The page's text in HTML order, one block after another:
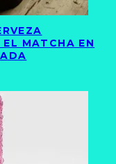
MATCHA EN